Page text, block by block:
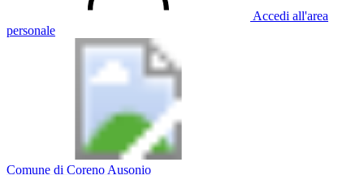
Accedi all'area
personale
Comune di Coreno Ausonio